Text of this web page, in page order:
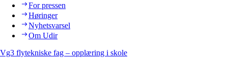
For pressen
Høringer
Nyhetsvarsel
Om Udir
Vg3 flytekniske fag – opplæring i skole